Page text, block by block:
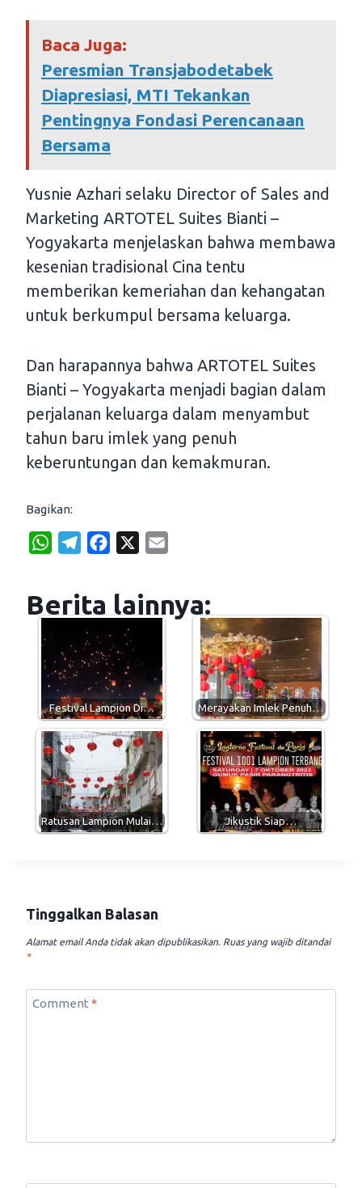
Baca Juga:
Peresmian Transjabodetabek
Diapresiasi, MTI Tekankan
Pentingnya Fondasi Perencanaan
Bersama
Yusnie Azhari selaku Director of Sales and
Marketing ARTOTEL Suites Bianti –
Yogyakarta menjelaskan bahwa membawa
kesenian tradisional Cina tentu
memberikan kemeriahan dan kehangatan
untuk berkumpul bersama keluarga.
Dan harapannya bahwa ARTOTEL Suites
Bianti – Yogyakarta menjadi bagian dalam
perjalanan keluarga dalam menyambut
tahun baru imlek yang penuh
keberuntungan dan kemakmuran.
Bagikan:
W
t
p
p
e
g
m
e
b
o
o
k
i
Berita lainnya:
Festival Lampion Di… Merayakan Imlek Penuh…
Ratusan Lampion Mulai… Jikustik Siap…
Tinggalkan Balasan
Alamat email Anda tidak akan dipublikasikan. Ruas yang wajib ditandai
*
Comment *